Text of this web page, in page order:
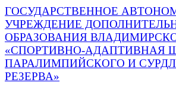
ГОСУДАРСТВЕННОЕ
УЧРЕЖДЕНИЕ
ОБРАЗОВАНИЯ
«СПОРТИВНО-АДАПТИВНАЯ
ПАРАЛИМПИЙСКОГО И
РЕЗЕРВА»